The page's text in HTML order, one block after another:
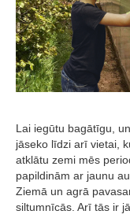
c
e
k
t
i
P
o
l
i
Lai iegūtu bagātīgu,
jāseko līdzi arī vietai,
atklātu zemi mēs
papildinām ar jaunu
Ziemā un agrā
siltumnīcās. Arī tās ir